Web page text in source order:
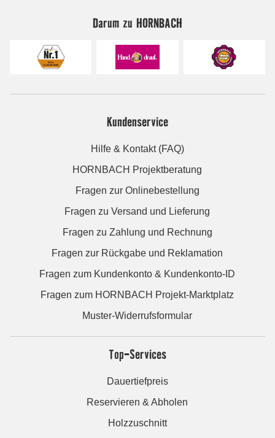
Darum zu HORNBACH
Kundenservice
Hilfe & Kontakt (FAQ)
HORNBACH Projektberatung
Fragen zur Onlinebestellung
Fragen zu Versand und Lieferung
Fragen zu Zahlung und Rechnung
Fragen zur Rückgabe und Reklamation
Fragen zum Kundenkonto & Kundenkonto-ID
Fragen zum HORNBACH Projekt-Marktplatz
Muster-Widerrufsformular
Top-Services
Dauertiefpreis
Reservieren & Abholen
Holzzuschnitt